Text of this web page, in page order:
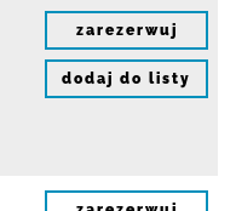
zarezerwuj
dodaj do listy